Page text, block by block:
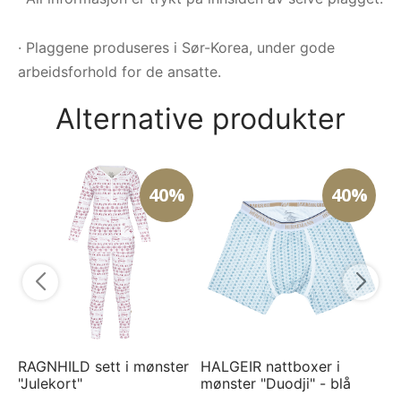
· Plaggene produseres i Sør-Korea, under gode
arbeidsforhold for de ansatte.
Alternative produkter
40%
RAGNHILD sett i mønster
"Julekort"
40%
HALGEIR nattboxer i
mønster "Duodji" - blå